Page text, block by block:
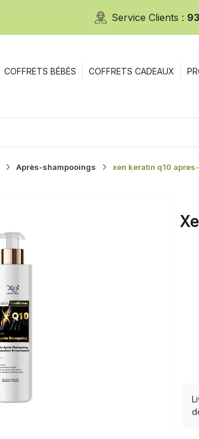
Service Clients :
COFFRETS BÉBÉS COFFRETS CADEAUX
Après-shampooings xen keratin q10